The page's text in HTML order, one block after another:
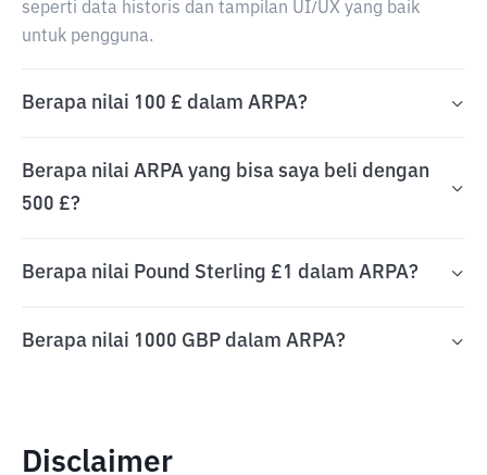
seperti data historis dan tampilan UI/UX yang baik
untuk pengguna.
Berapa nilai 100 £ dalam ARPA?
Berapa nilai ARPA yang bisa saya beli dengan
500 £?
Berapa nilai Pound Sterling £1 dalam ARPA?
Berapa nilai 1000 GBP dalam ARPA?
Disclaimer